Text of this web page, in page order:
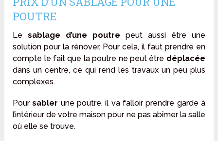
POUTRE
Lesablage d’une poutre peut aussi être une
solution pour la rénover. Pour cela, il faut prendre en
compte le fait que la poutre ne peut être déplacée
dans un centre, ce qui rend les travaux un peu plus
complexes.
Poursabler une poutre, il va falloir prendre garde à
l’intérieur de votre maison pour ne pas abîmer la salle
où elle se trouve.